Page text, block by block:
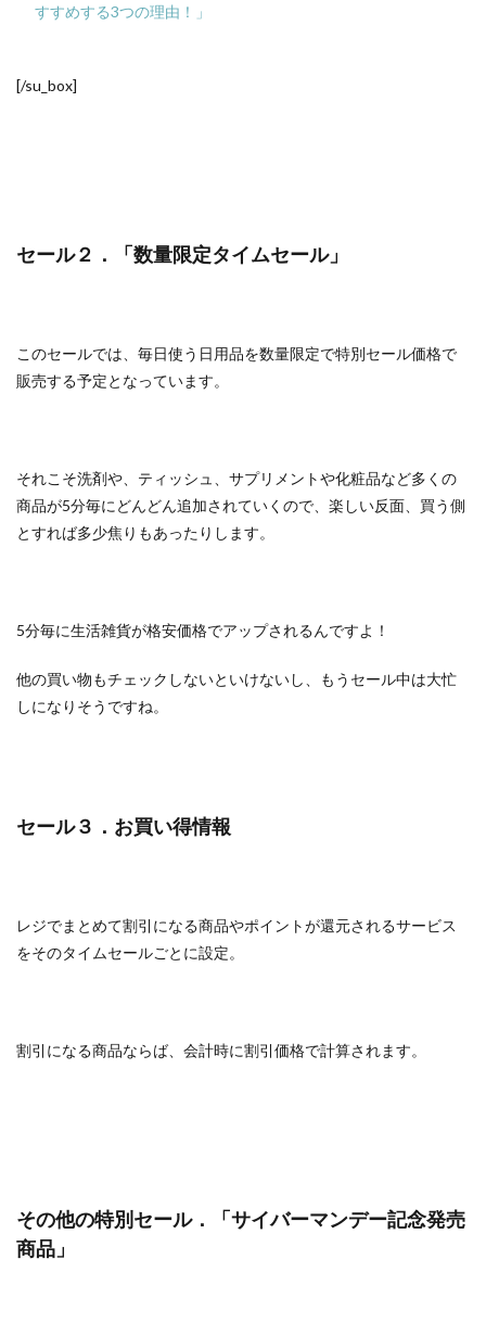
すすめする3つの理由！」
[/su_box]
セール２．「数量限定タイムセール」
このセールでは、毎日使う日用品を数量限定で特別セール価格で
販売する予定となっています。
それこそ洗剤や、ティッシュ、サプリメントや化粧品など多くの
商品が5分毎にどんどん追加されていくので、楽しい反面、買う側
とすれば多少焦りもあったりします。
5分毎に生活雑貨が格安価格でアップされるんですよ！
他の買い物もチェックしないといけないし、もうセール中は大忙
しになりそうですね。
セール３．お買い得情報
レジでまとめて割引になる商品やポイントが還元されるサービス
をそのタイムセールごとに設定。
割引になる商品ならば、会計時に割引価格で計算されます。
その他の特別セール．「サイバーマンデー記念発売
商品」